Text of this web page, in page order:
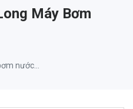
Máy Bơm
nước...